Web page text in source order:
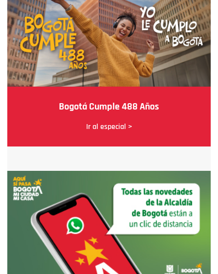
Bogotá Cumple 488 Años
Ir al especial >